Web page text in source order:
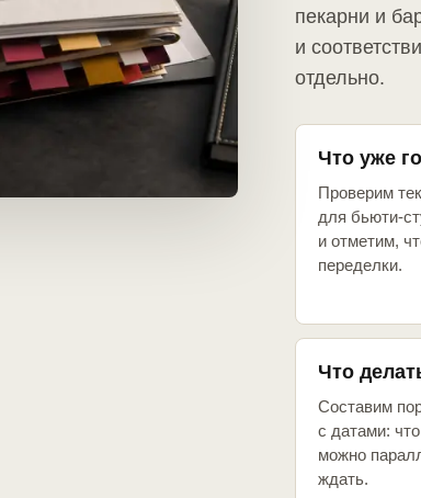
пекарни и
и
отдельно.
Что уже
Проверим
для бьюти-
и отметим,
переделки.
Что
Составим
с датами:
можно
ждать.